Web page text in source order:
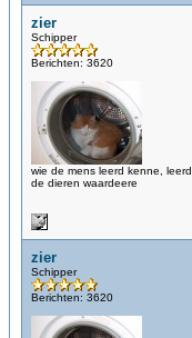
zier
Schipper
Berichten: 3620
wie de mens leerd kenne, leerd
de dieren waardeere
zier
Schipper
Berichten: 3620